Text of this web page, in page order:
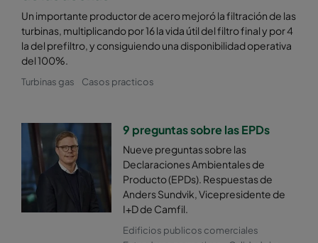
Hi-Flo P RL6 ePM2,5 50% M6
Hi-Flo UF UF6
Hi-Flo UF UG6 ePM2,5 50% M6
Hi-Flo UF UF6-63 ePM2,5 50%
Hi-Flo UF UH6 ePM2,5 50%
Un importante productor de acero mejoró la filtración de las
turbinas, multiplicando por 16 la vida útil del filtro final y por 4
la del prefiltro, y consiguiendo una disponibilidad operativa
del 100%.
Turbinas gas Casos practicos
9 preguntas sobre las EPDs
Nueve preguntas sobre las
Declaraciones Ambientales de
Producto (EPDs). Respuestas de
Anders Sundvik, Vicepresidente de
I+D de Camfil.
Edificios publicos comerciales